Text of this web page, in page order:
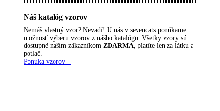
Náš katalóg vzorov
Nemáš vlastný vzor? Nevadí! U nás v sevencats ponúkame
možnosť výberu vzorov z nášho katalógu. Všetky vzory sú
dostupné našim zákazníkom ZDARMA, platíte len za látku a
potlač.
Ponuka vzorov